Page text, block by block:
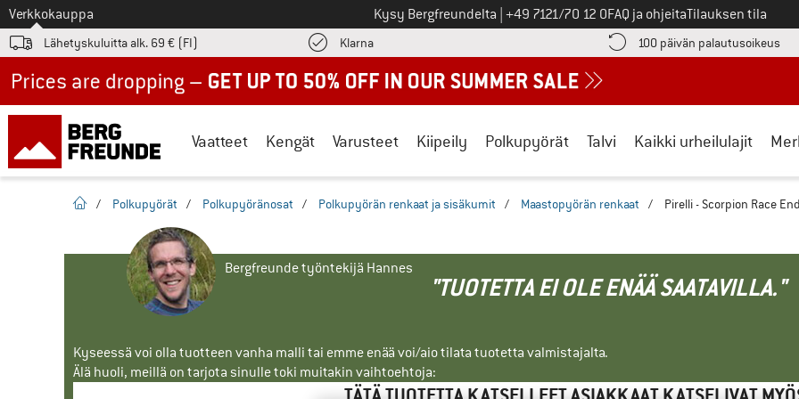
Tästä siirtyäksesi
Verkkokauppa Kysy Bergfreundelta Soita meille
+49 7121/70 12 0FAQ ja ohjeitaTilauksen tila
Lähetyskuluitta alk. 69 € (FI) KlarnaLöydä maksutiedot täältä! Avautuu tietokentässä 100 päivän palautusoikeus
Vaatteet Kengät Varusteet Kiipeily Polkupyörät Talvi Kaikki urheilulajit
Kotisivu
/ Polkupyörät / Polkupyöränosat / Polkupyörän renkaat ja sisäkumit / Maastopyörän renkaat / Pirelli - Scorpion Race
Bergfreunde työntekijä Hannes
"TUOTETTA EI OLE ENÄÄ SAATAVILLA."
Kyseessä voi olla tuotteen vanha malli tai emme enää voi/aio tilata tuotetta valmistajalta.
Älä huoli, meillä on tarjota sinulle toki muitakin vaihtoehtoja: